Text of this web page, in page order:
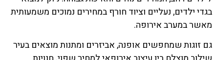
בגדי ילדים, נעליים וציוד חורף במחירים נמוכים משמעותית
מאשר במערב אירופה.
גם זוגות שמחפשים אופנה, אביזרים ומתנות מוצאים בעיר